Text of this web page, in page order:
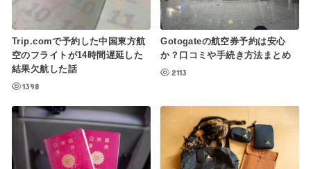
Trip.comで予約した中国東方航
空のフライトが14時間遅延した
結果欠航した話
1398
Gotogateの航空券予約は安心
か？口コミや手続き方法まとめ
2113